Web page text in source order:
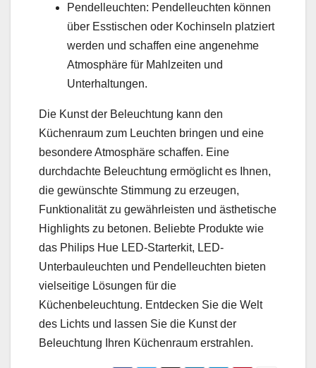
Pendelleuchten: Pendelleuchten können
über Esstischen oder Kochinseln platziert
werden und schaffen eine angenehme
Atmosphäre für Mahlzeiten und
Unterhaltungen.
Die Kunst der Beleuchtung kann den
Küchenraum zum Leuchten bringen und eine
besondere Atmosphäre schaffen. Eine
durchdachte Beleuchtung ermöglicht es Ihnen,
die gewünschte Stimmung zu erzeugen,
Funktionalität zu gewährleisten und ästhetische
Highlights zu betonen. Beliebte Produkte wie
das Philips Hue LED-Starterkit, LED-
Unterbauleuchten und Pendelleuchten bieten
vielseitige Lösungen für die
Küchenbeleuchtung. Entdecken Sie die Welt
des Lichts und lassen Sie die Kunst der
Beleuchtung Ihren Küchenraum erstrahlen.